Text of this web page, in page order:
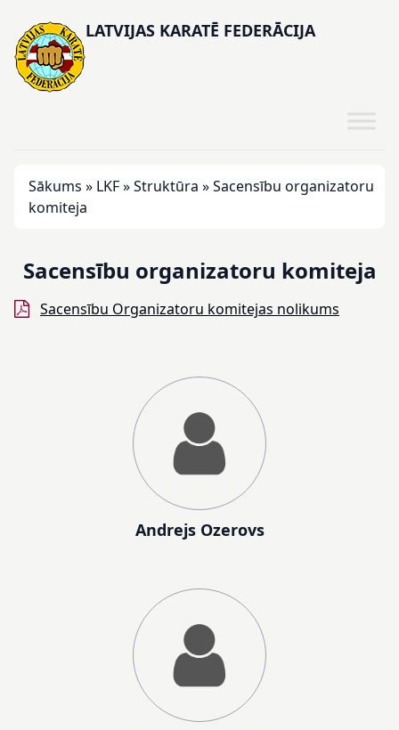
LATVIJAS KARATĒ FEDERĀCIJA
Sākums » LKF»Struktūra »Sacensību organizatoru
komiteja
Sacensību organizatoru komiteja
Sacensību Organizatoru komitejas nolikums
Andrejs Ozerovs